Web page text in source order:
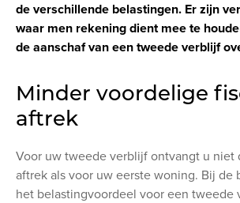
de verschillende belastingen. Er zijn
waar men rekening dient mee te
de aanschaf van een tweede verblijf
Minder voordelige
aftrek
Voor uw tweede verblijf ontvangt u niet
aftrek als voor uw eerste woning. Bij de
het belastingvoordeel voor een tweede